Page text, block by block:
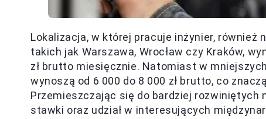
Lokalizacja, w której pracuje inżynier, również
takich jak Warszawa, Wrocław czy Kraków,
zł brutto miesięcznie. Natomiast w
wynoszą od 6 000 do 8 000 zł brutto, co
Przemieszczając się do bardziej
stawki oraz udział w interesujących